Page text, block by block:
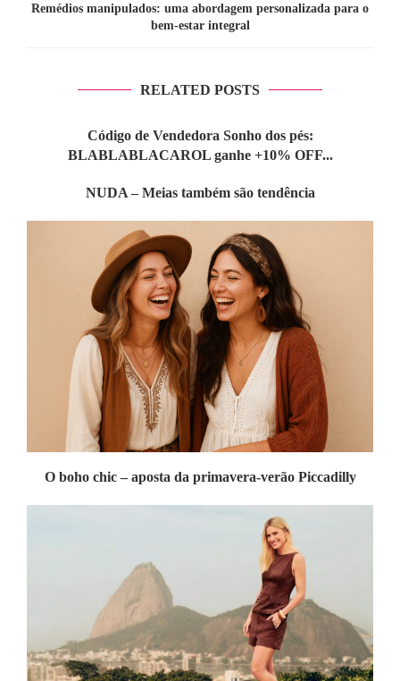
Remédios manipulados: uma abordagem personalizada para o
bem-estar integral
RELATED POSTS
Código de Vendedora Sonho dos pés:
BLABLABLACAROL ganhe +10% OFF...
NUDA – Meias também são tendência
O boho chic – aposta da primavera-verão Piccadilly